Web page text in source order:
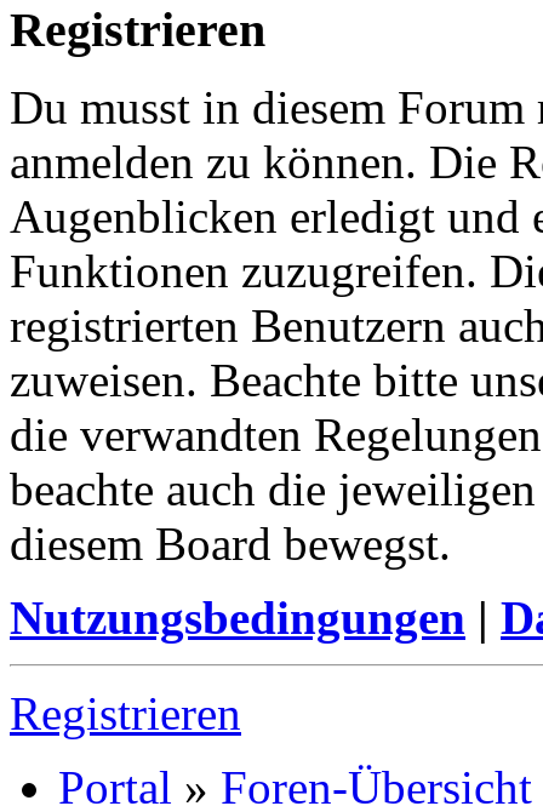
Registrieren
Du musst in diesem
anmelden zu können. Die
Augenblicken erledigt und
Funktionen zuzugreifen.
registrierten Benutzern
zuweisen. Beachte bitte
die verwandten
beachte auch die
diesem Board bewegst.
Nutzungsbedingungen |
Registrieren
Portal » Foren-Übersicht